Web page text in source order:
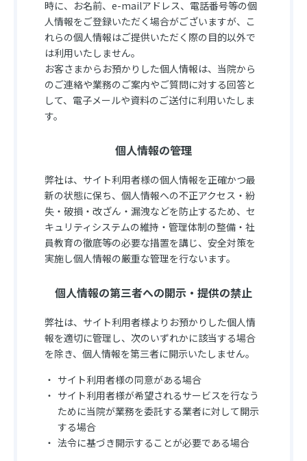
時に、お名前、e-mailアドレス、電話番号等の個
人情報をご登録いただく場合がございますが、こ
れらの個人情報はご提供いただく際の目的以外で
は利用いたしません。
お客さまからお預かりした個人情報は、当院から
のご連絡や業務のご案内やご質問に対する回答と
して、電子メールや資料のご送付に利用いたしま
す。
個人情報の管理
弊社は、サイト利用者様の個人情報を正確かつ最
新の状態に保ち、個人情報への不正アクセス・紛
失・破損・改ざん・漏洩などを防止するため、セ
キュリティシステムの維持・管理体制の整備・社
員教育の徹底等の必要な措置を講じ、安全対策を
実施し個人情報の厳重な管理を行ないます。
個人情報の第三者への開示・提供の禁止
弊社は、サイト利用者様よりお預かりした個人情
報を適切に管理し、次のいずれかに該当する場合
を除き、個人情報を第三者に開示いたしません。
サイト利用者様の同意がある場合
サイト利用者様が希望されるサービスを行なう
ために当院が業務を委託する業者に対して開示
する場合
法令に基づき開示することが必要である場合